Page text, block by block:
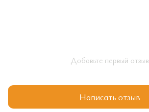
Добавьте первый отзыв
Написать отзыв